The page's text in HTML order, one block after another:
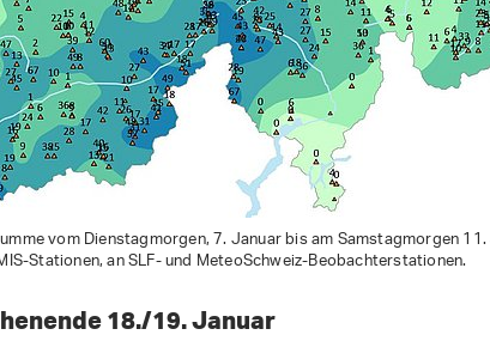
vom Dienstagmorgen, 7. Januar bis am Samstagmorgen
Stationen, an SLF- und MeteoSchweiz-Beobachterstationen.
18./19. Januar